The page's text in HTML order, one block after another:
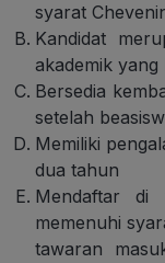
syarat
Kandidat
akademik yang
Bersedia
setelah
Memiliki
dua tahun
Mendaftar di
memenuhi
tawaran